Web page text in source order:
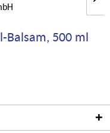
Balsam, 500 ml